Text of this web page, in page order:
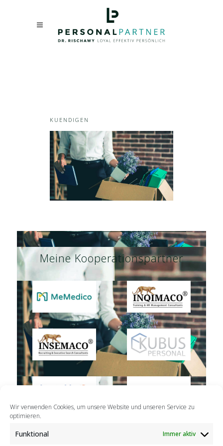
Wir verwenden Cookies, um unsere Website und unseren Service zu
optimieren.
Funktional Immer aktiv
KUENDIGEN
Meine Kooperationspartner